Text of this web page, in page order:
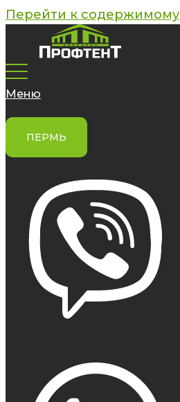
Перейти к содержимому
Меню
ПЕРМЬ